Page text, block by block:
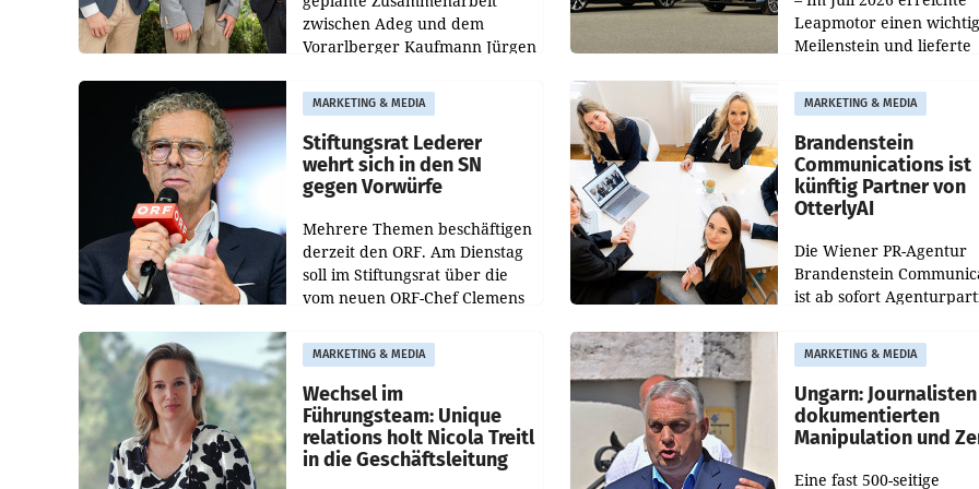
zwischen Adeg und dem
Vorarlberger Kaufmann Jürgen
freigegeben: Die
Bundeswettbewerbsbehörde
und der Bundeskartellanwalt
Leapmotor einen
Meilenstein und lieferte
aus, womit sich das
gegenüber Juli 2025
verdoppelte (+102
MARKETING & MEDIA
Stiftungsrat Lederer
wehrt sich in den SN
gegen Vorwürfe
Mehrere Themen beschäftigen
derzeit den ORF. Am Dienstag
soll im Stiftungsrat über die
vom neuen ORF-Chef Clemens
Besetzungen für die
Direktionen abgestimmt
werden.
MARKETING & MEDIA
Brandenstein
Communications ist
künftig Partner von
OtterlyAI
Die Wiener PR-Agentur
Brandenstein
ist ab sofort
Optimierungsplattform
OtterlyAI. Damit baut die
Agentur ihr
MARKETING & MEDIA
Wechsel im
Führungsteam: Unique
relations holt Nicola Treitl
in die Geschäftsleitung
MARKETING & MEDIA
Ungarn: Journalisten
dokumentierten
Manipulation und
Eine fast 500-seitige